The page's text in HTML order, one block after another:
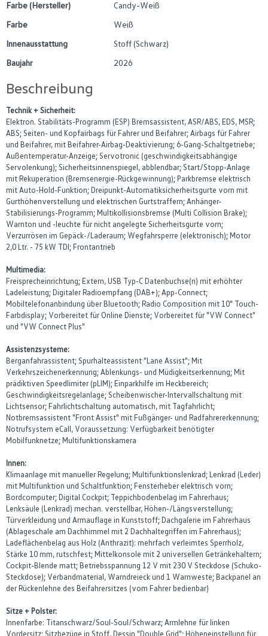
Farbe (Hersteller)
Candy-Weiß
Farbe
Weiß
Innenausstattung
Stoff (Schwarz)
Baujahr
2026
Beschreibung
Technik + Sicherheit:
Elektron. Stabilitäts-Programm (ESP) Bremsassistent, ASR/ABS, EDS, MSR;
ABS; Seiten- und Kopfairbags für Fahrer und Beifahrer; Airbags für Fahrer
und Beifahrer, mit Beifahrer-Airbag-Deaktivierung; 6-Gang-Schaltgetriebe;
Außentemperatur-Anzeige; Servotronic (geschwindigkeitsabhängige
Servolenkung); Sicherheitsinnenspiegel, abblendbar; Start/Stopp-Anlage
mit Rekuperation (Bremsenergie-Rückgewinnung); Parkbremse elektrisch
mit Auto-Hold-Funktion; Dreipunkt-Automatiksicherheitsgurte vorn mit
Gurthöhenverstellung und elektrischen Gurtstraffern; Anhänger-
Stabilisierungs-Programm; Multikollisionsbremse (Multi Collision Brake);
Warnton und -leuchte für nicht angelegte Sicherheitsgurte vorn;
Verzurrösen im Gepäck-/Laderaum; Wegfahrsperre (elektronisch); Motor
2,0 Ltr. - 75 kW TDI; Frontantrieb
Multimedia:
Freisprecheinrichtung; Extern, USB Typ-C Datenbuchse(n) mit erhöhter
Ladeleistung; Digitaler Radioempfang (DAB+); App-Connect;
Mobiltelefonanbindung über Bluetooth; Radio Composition mit 10" Touch-
Farbdisplay; Vorbereitet für Online Dienste; Vorbereitet für "VW Connect"
und "VW Connect Plus"
Assistenzsysteme:
Berganfahrassistent; Spurhalteassistent "Lane Assist"; Mit
Verkehrszeichenerkennung; Ablenkungs- und Müdigkeitserkennung; Mit
prädiktiven Speedlimiter (pLIM); Einparkhilfe im Heckbereich;
Geschwindigkeitsregelanlage; Scheibenwischer-Intervallschaltung mit
Lichtsensor; Fahrlichtschaltung automatisch, mit Tagfahrlicht;
Notbremsassistent "Front Assist" mit Fußgänger- und Radfahrererkennung;
Notrufsystem eCall, Voraussetzung: Verfügbarkeit benötigter
Mobilfunknetze; Multifunktionskamera
Innen:
Klimaanlage mit manueller Regelung; Multifunktionslenkrad; Lenkrad (Leder)
mit Multifunktion und Schaltfunktion; Fensterheber elektrisch vorn;
Bordcomputer; Digital Cockpit; Teppichbodenbelag im Fahrerhaus;
Lenksäule (Lenkrad) mechan. verstellbar, Höhen-/Längsverstellung;
Türverkleidung und Armauflage in Kunststoff; Dachgalerie im Fahrerhaus
(Ablageschale am Dachhimmel mit 2 Dachhaltegriffen im Fahrerhaus);
Ladeflächenbelag aus Holz (Anthrazit): mehrfach verleimtes Sperrholz,
Stärke 10 mm, rutschfest; Mittelkonsole mit 2 universellen Getränkehaltern;
Cockpit-Blende matt; Betriebsspannung 12 V mit 230 V Steckdose (Schuko-
Steckdose); Verbandmaterial, Warndreieck und 1 Warnweste; Backpanel an
der Rückenlehne des Beifahrersitzes (vom Fahrer bedienbar)
Sitze + Polster:
Innenfarbe: Titanschwarz/Soul-Soul/Schwarz; Armlehne für linken
Vordersitz; Sitzbezüge in Stoff, Dessin "Double Grid"; Höheneinstellung für